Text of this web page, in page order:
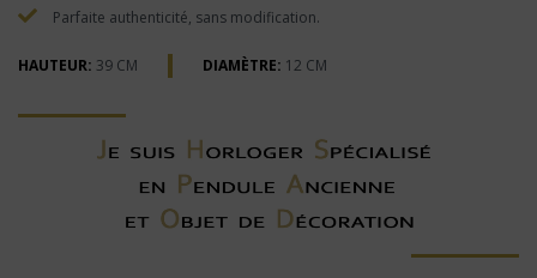
Parfaite authenticité, sans modification.
HAUTEUR: 39 CM DIAMÈTRE: 12 CM